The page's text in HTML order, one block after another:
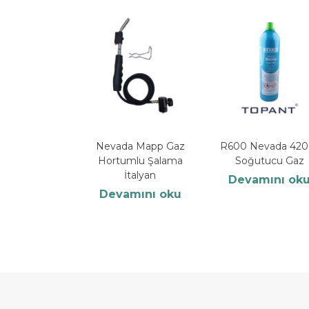
Nevada Mapp Gaz
Hortumlu Şalama
İtalyan
Devamını oku
R600 Nevada
Soğutucu Gaz
Devamını